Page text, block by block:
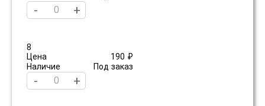
- +
8
Цена
190 ₽
Наличие
Под заказ
- +